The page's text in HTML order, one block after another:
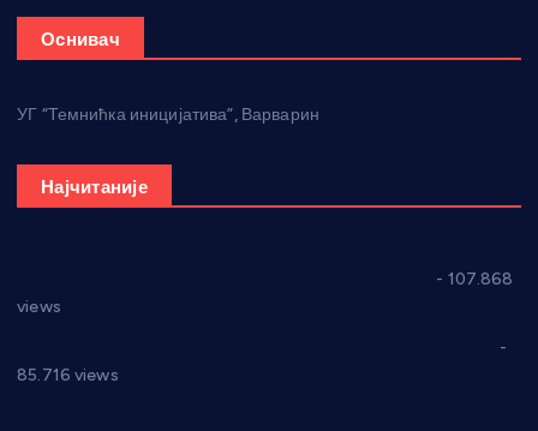
Оснивач
УГ “Темнићка иницијатива”, Варварин
Најчитаније
- 107.868
views
-
85.716 views